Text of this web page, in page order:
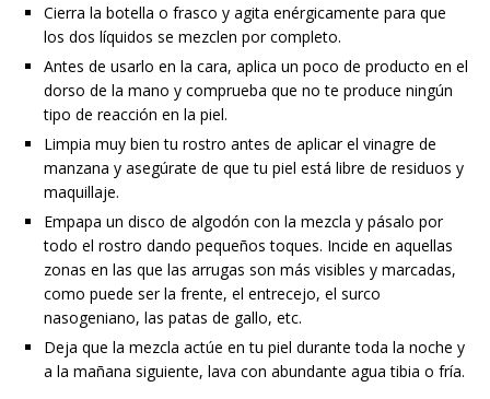
Cierra la botella o frasco y agita enérgicamente para que
los dos líquidos se mezclen por completo.
Antes de usarlo en la cara, aplica un poco de producto en el
dorso de la mano y comprueba que no te produce ningún
tipo de reacción en la piel.
Limpia muy bien tu rostro antes de aplicar el vinagre de
manzana y asegúrate de que tu piel está libre de residuos y
maquillaje.
Empapa un disco de algodón con la mezcla y pásalo por
todo el rostro dando pequeños toques. Incide en aquellas
zonas en las que las arrugas son más visibles y marcadas,
como puede ser la frente, el entrecejo, el surco
nasogeniano, las patas de gallo, etc.
Deja que la mezcla actúe en tu piel durante toda la noche y
a la mañana siguiente, lava con abundante agua tibia o fría.